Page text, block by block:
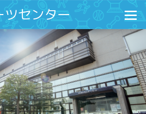
センター